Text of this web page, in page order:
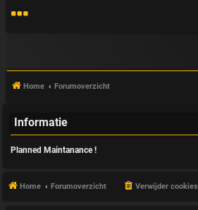
V
A
Home Forumoverzicht
Informatie
Planned Maintanance !
Home Forumoverzicht Verwijder cookies